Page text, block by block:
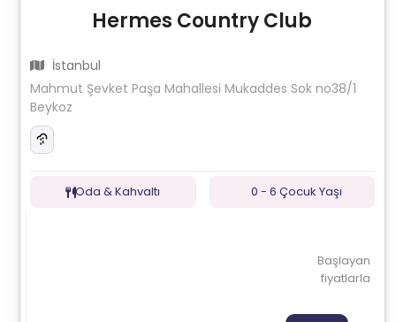
Hermes Country Club
İstanbul
Mahmut Şevket Paşa Mahallesi Mukaddes Sok no38/1
Beykoz
Oda & Kahvaltı 0 - 6 Çocuk Yaşı
Başlayan
fiyatlarla